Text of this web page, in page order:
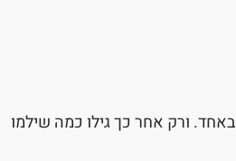
קיבלו הצעות. בחרו באחד. ורק אחר כך גילו כמה שילמו